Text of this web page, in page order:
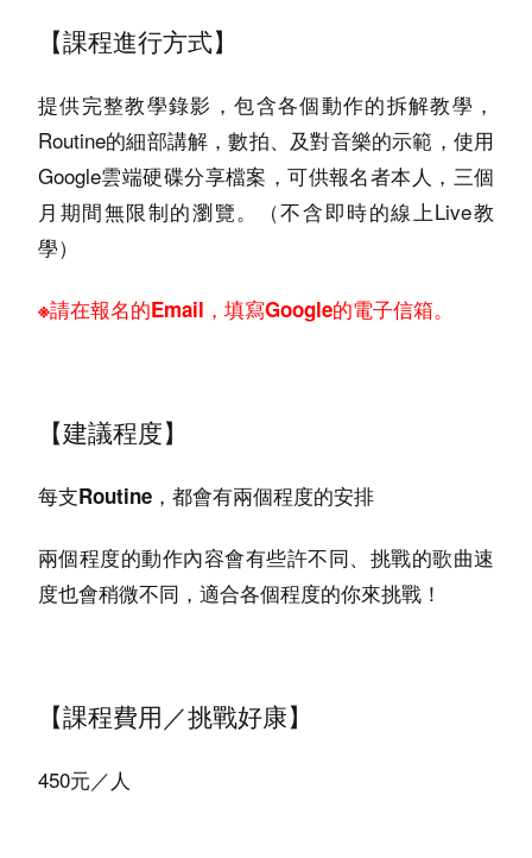
【課程進行方式】
提供完整教學錄影，包含各個動作的拆解教學，
Routine的細部講解，數拍、及對音樂的示範，使用
Google雲端硬碟分享檔案，可供報名者本人，三個
月期間無限制的瀏覽。（不含即時的線上Live教
學）
※請在報名的Email，填寫Google的電子信箱。
【建議程度】
每支Routine，都會有兩個程度的安排
兩個程度的動作內容會有些許不同、挑戰的歌曲速
度也會稍微不同，適合各個程度的你來挑戰！
【課程費用／挑戰好康】
450元／人